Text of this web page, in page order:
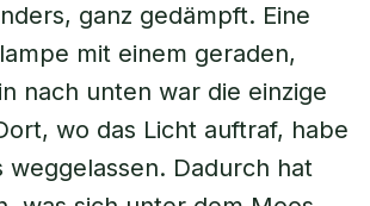
ganz gedämpft. Eine
mit einem geraden,
nach unten war die einzige
wo das Licht auftraf, habe
weggelassen. Dadurch hat